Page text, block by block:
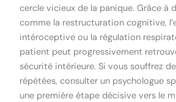
cercle vicieux de la panique. Grâce à
comme la restructuration cognitive,
intéroceptive ou la régulation
patient peut progressivement
sécurité intérieure. Si vous souffrez
répétées, consulter un psychologue
une première étape décisive vers le